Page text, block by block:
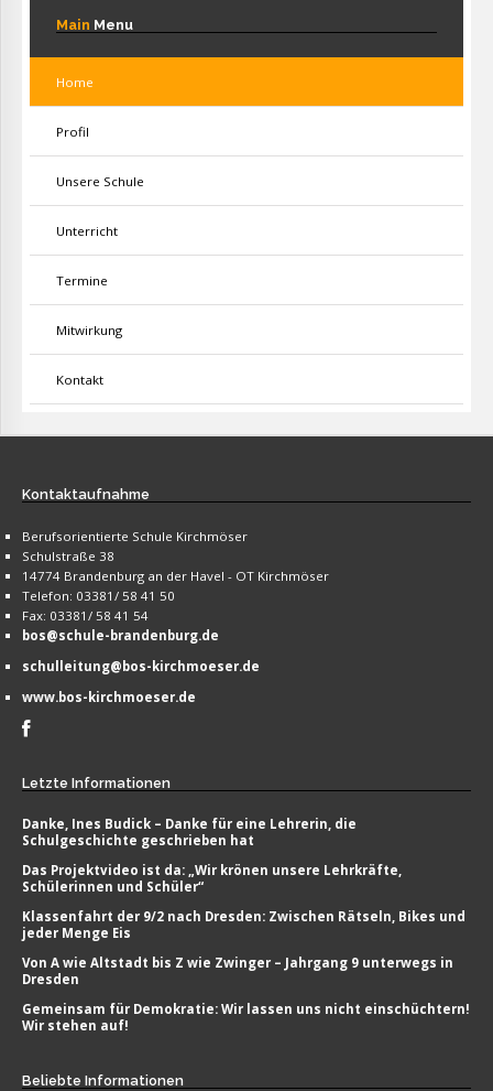
Main Menu
Home
Profil
Unsere Schule
Unterricht
Termine
Mitwirkung
Kontakt
Kontaktaufnahme
Berufsorientierte Schule Kirchmöser
Schulstraße 38
14774 Brandenburg an der Havel - OT Kirchmöser
Telefon: 03381/ 58 41 50
Fax: 03381/ 58 41 54
bos@schule-brandenburg.de
schulleitung@bos-kirchmoeser.de
www.bos-kirchmoeser.de
Letzte Informationen
Danke, Ines Budick – Danke für eine Lehrerin, die
Schulgeschichte geschrieben hat
Das Projektvideo ist da: „Wir krönen unsere Lehrkräfte,
Schülerinnen und Schüler“
Klassenfahrt der 9/2 nach Dresden: Zwischen Rätseln, Bikes und
jeder Menge Eis
Von A wie Altstadt bis Z wie Zwinger – Jahrgang 9 unterwegs in
Dresden
Gemeinsam für Demokratie: Wir lassen uns nicht einschüchtern!
Wir stehen auf!
Beliebte Informationen